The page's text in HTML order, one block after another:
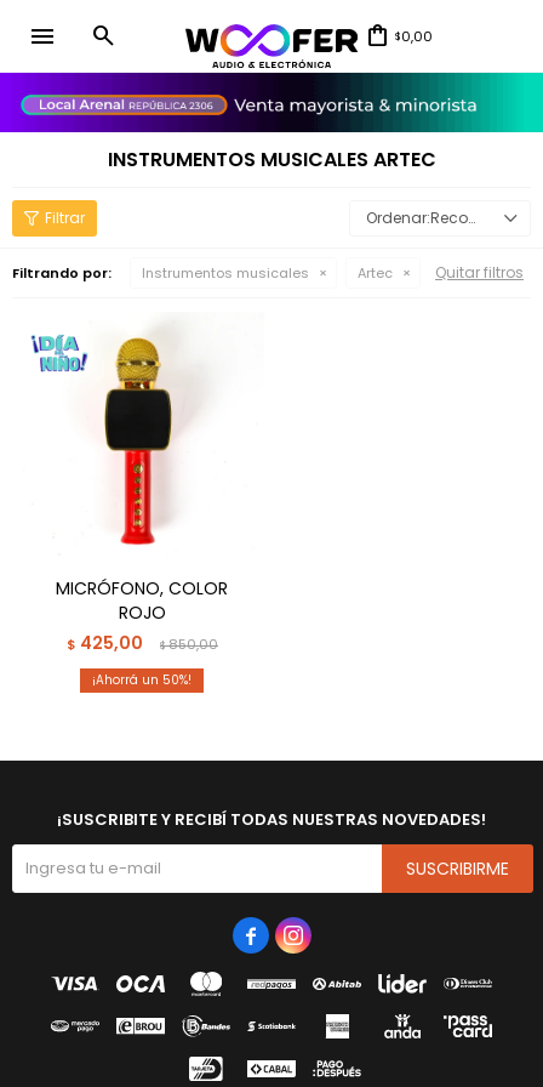
menu $0,00
INSTRUMENTOS MUSICALES ARTEC
Recomendados
Filtrando por: Instrumentos musicales Artec Quitar filtros
MICRÓFONO, COLOR
ROJO
$ 425,00 $850,00
50
¡SUSCRIBITE Y RECIBÍ TODAS NUESTRAS NOVEDADES!
SUSCRIBIRME
 
close